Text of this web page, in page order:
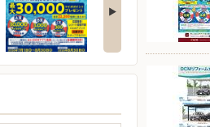
【アプリ応募限定】 キャ
ペーン期間中の合計…